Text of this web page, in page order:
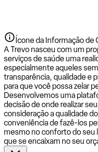
Ícone da Informação de
A Trevo nasceu com um
serviços de saúde uma
especialmente aqueles
transparência, qualidade e
para que você possa zelar
Desenvolvemos uma
decisão de onde realizar
consideração a qualidade
conveniência de fazê-los
mesmo no conforto do seu
que se encaixam no seu